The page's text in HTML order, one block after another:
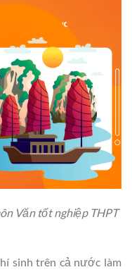
Văn tốt nghiệp THPT
sinh trên cả nước làm